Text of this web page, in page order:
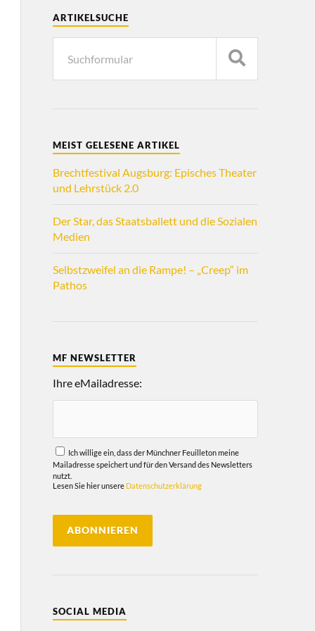
ARTIKELSUCHE
MEIST GELESENE ARTIKEL
Brechtfestival Augsburg: Episches Theater
und Lehrstück 2.0
Der Star, das Staatsballett und die Sozialen
Medien
Selbstzweifel an die Rampe! – „Creep“ im
Pathos
MF NEWSLETTER
Ihre eMailadresse:
Ich willige ein, dass der Münchner Feuilleton meine
Mailadresse speichert und für den Versand des Newsletters
nutzt.
Lesen Sie hier unsere Datenschutzerklärung
SOCIAL MEDIA